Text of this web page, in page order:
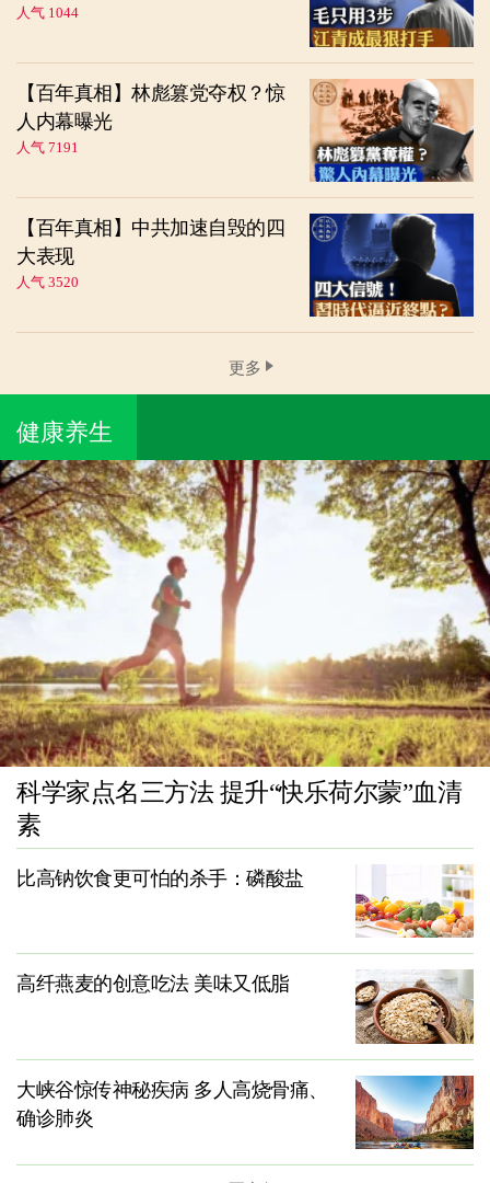
人气 1044
【百年真相】林彪篡党夺权？惊
人内幕曝光
人气 7191
【百年真相】中共加速自毁的四
大表现
人气 3520
更多
健康养生
科学家点名三方法 提升“快乐荷尔蒙”血清
素
比高钠饮食更可怕的杀手：磷酸盐
高纤燕麦的创意吃法 美味又低脂
大峡谷惊传神秘疾病 多人高烧骨痛、
确诊肺炎